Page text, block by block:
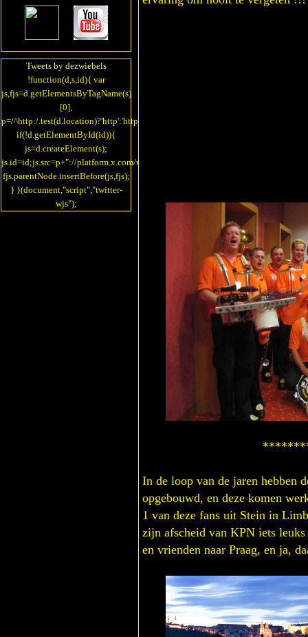
Tweets by dezwiebels
!function(d,s,id){ var
js,fjs=d.getElementsByTagName(s)
[0],
p=/^http:/.test(d.location)?'http':'https';
if(!d.getElementById(id)){
js=d.createElement(s);
js.id=id;js.src=p+"://platform.x.com/widgets.js";
fjs.parentNode.insertBefore(js,fjs);
} }(document,"script","twitter-
wjs");
In de loop van de jaren hebben
opgebouwd, en deze komen
1 van deze fans uit Stein in
zijn afscheid van KPN iets
en vrienden naar Praag, en ja,